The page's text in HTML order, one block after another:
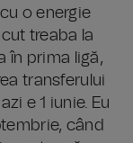
o energie
treaba la
în prima ligă,
transferului
e 1 iunie. Eu
când